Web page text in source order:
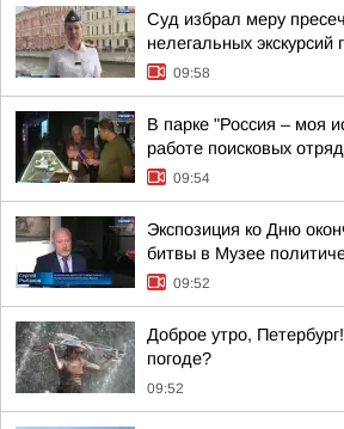
Суд избрал меру
нелегальных
09:58
В парке "Россия – моя
работе поисковых
09:54
Экспозиция ко Дню
битвы в Музее
09:52
Доброе утро,
погоде?
09:52